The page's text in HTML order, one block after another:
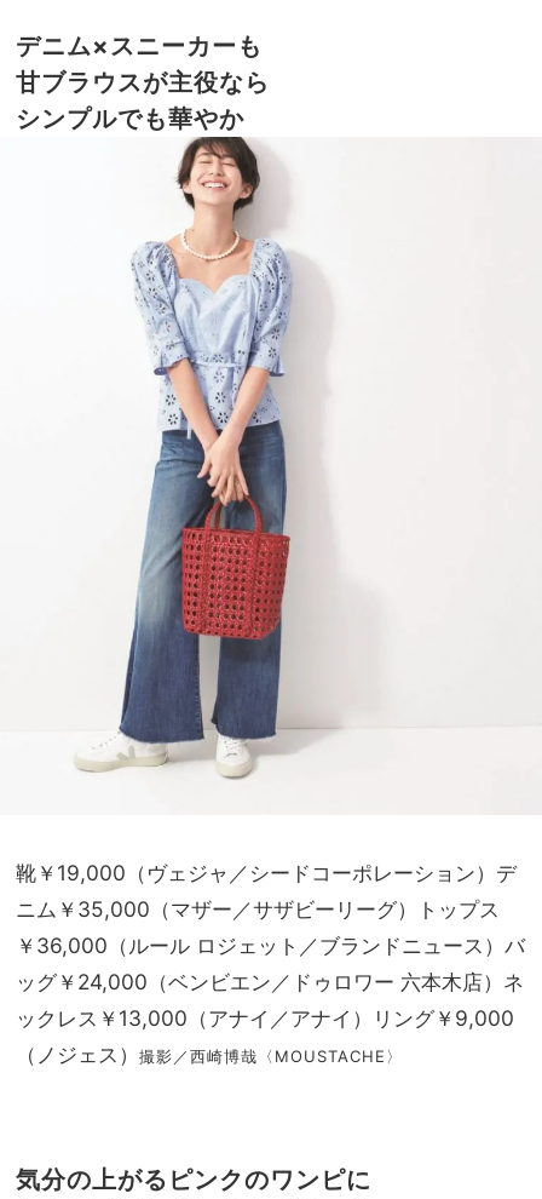
デニム×スニーカーも
甘ブラウスが主役なら
シンプルでも華やか
靴￥19,000（ヴェジャ／シードコーポレーション）デ
ニム￥35,000（マザー／サザビーリーグ）トップス
￥36,000（ルール ロジェット／ブランドニュース）バ
ッグ￥24,000（ベンビエン／ドゥロワー 六本木店）ネ
ックレス￥13,000（アナイ／アナイ）リング￥9,000
（ノジェス）
撮影／西崎博哉〈MOUSTACHE〉
気分の上がるピンクのワンピに